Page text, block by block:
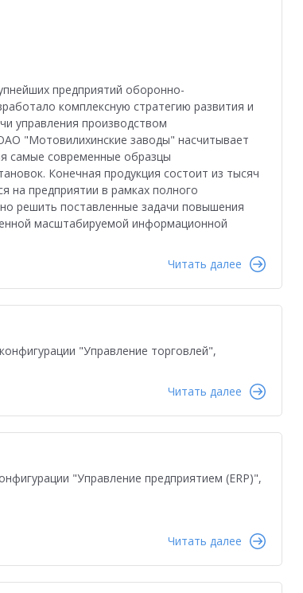
предприятий оборонно-
комплексную стратегию развития и
управления производством
"Мотовилихинские заводы" насчитывает
самые современные образцы
Конечная продукция состоит из тысяч
на предприятии в рамках полного
решить поставленные задачи повышения
масштабируемой информационной
Читать далее
"Управление торговлей",
Читать далее
"Управление предприятием (ERP)",
Читать далее